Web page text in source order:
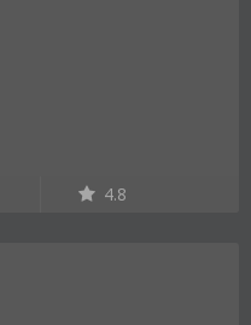
4.8